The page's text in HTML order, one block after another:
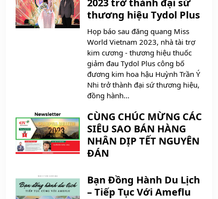
2023 trở thành đại sứ
thương hiệu Tydol Plus
Họp báo sau đăng quang Miss
World Vietnam 2023, nhà tài trợ
kim cương - thương hiệu thuốc
giảm đau Tydol Plus công bố
đương kim hoa hậu Huỳnh Trần Ý
Nhi trở thành đại sứ thương hiệu,
đồng hành...
CÙNG CHÚC MỪNG CÁC
SIÊU SAO BÁN HÀNG
NHÂN DỊP TẾT NGUYÊN
ĐÁN
Bạn Đồng Hành Du Lịch
– Tiếp Tục Với Ameflu